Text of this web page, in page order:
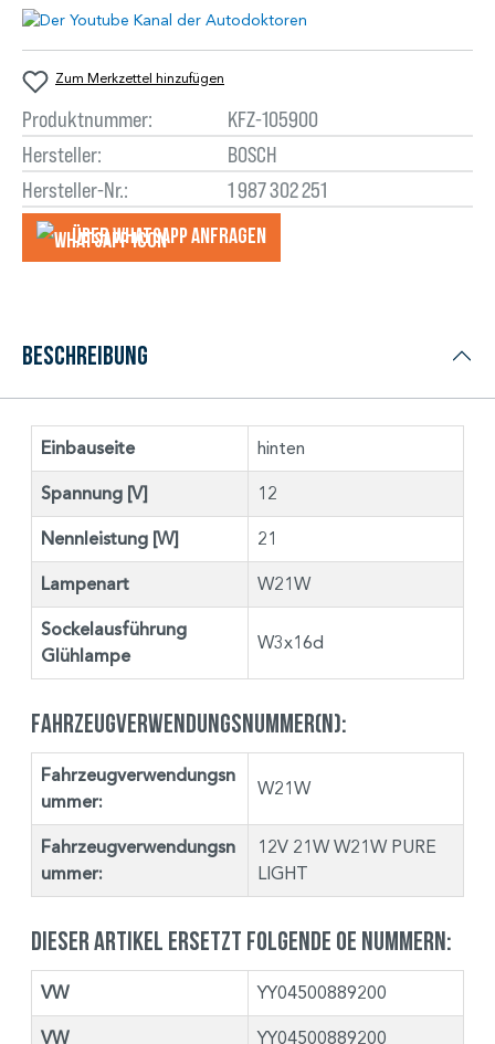
Zum Merkzettel hinzufügen
Produktnummer:
KFZ-105900
Hersteller:
BOSCH
Hersteller-Nr.:
1 987 302 251
Über WhatsApp anfragеn
Beschreibung
Einbauseite hinten
Spannung [V] 12
Nennleistung [W] 21
Lampenart W21W
Sockelausführung
Glühlampe
W3x16d
Fahrzeugverwendungsnummer(n):
Fahrzeugverwendungsn
ummer:
W21W
Fahrzeugverwendungsn
ummer:
12V 21W W21W PURE
LIGHT
Dieser Artikel ersetzt folgende OE Nummern:
VW YY04500889200
VW YY04500889200